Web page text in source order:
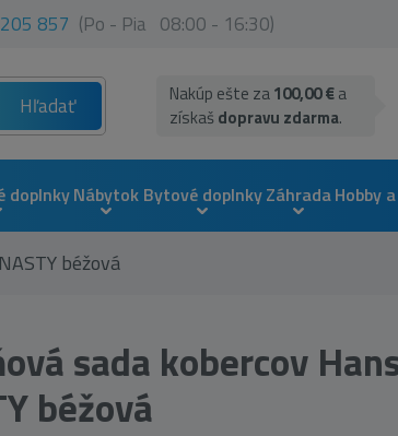
857 (Po - Pia 08:00 - 16:30)
Hľadať Nakúp ešte za100,00 €a
získaš dopravu zdarma.
doplnkyNábytok Bytové doplnkyZáhradaHobby
béžová
sada kobercov
béžová